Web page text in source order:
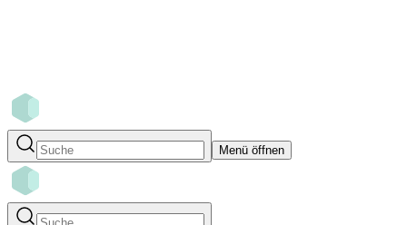
Menü öffnen